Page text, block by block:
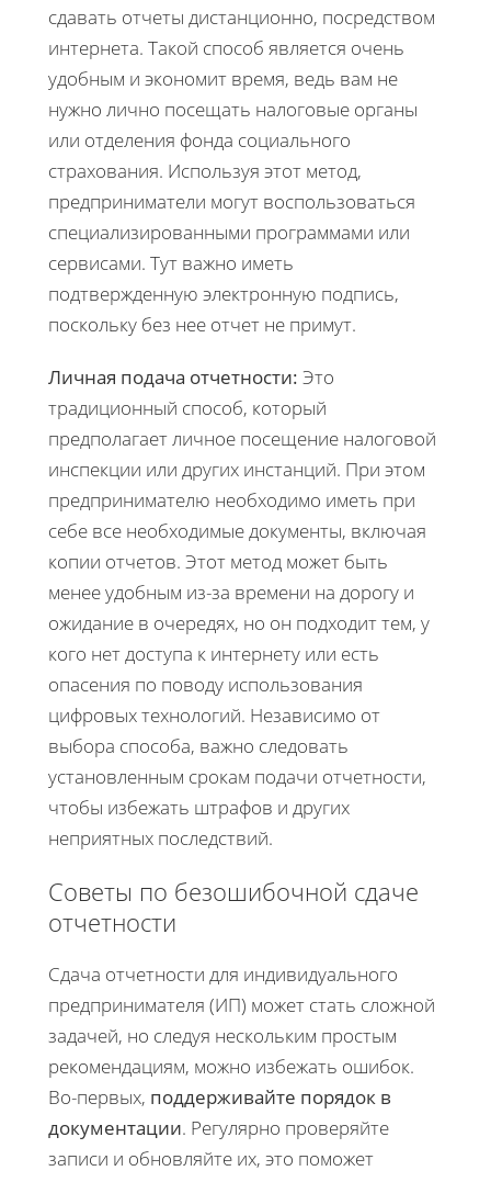
сдавать отчеты дистанционно, посредством
интернета. Такой способ является очень
удобным и экономит время, ведь вам не
нужно лично посещать налоговые органы
или отделения фонда социального
страхования. Используя этот метод,
предприниматели могут воспользоваться
специализированными программами или
сервисами. Тут важно иметь
подтвержденную электронную подпись,
поскольку без нее отчет не примут.
Личная подача отчетности: Это
традиционный способ, который
предполагает личное посещение налоговой
инспекции или других инстанций. При этом
предпринимателю необходимо иметь при
себе все необходимые документы, включая
копии отчетов. Этот метод может быть
менее удобным из-за времени на дорогу и
ожидание в очередях, но он подходит тем, у
кого нет доступа к интернету или есть
опасения по поводу использования
цифровых технологий. Независимо от
выбора способа, важно следовать
установленным срокам подачи отчетности,
чтобы избежать штрафов и других
неприятных последствий.
Советы по безошибочной сдаче
отчетности
Сдача отчетности для индивидуального
предпринимателя (ИП) может стать сложной
задачей, но следуя нескольким простым
рекомендациям, можно избежать ошибок.
Во-первых, поддерживайте порядок в
документации. Регулярно проверяйте
записи и обновляйте их, это поможет